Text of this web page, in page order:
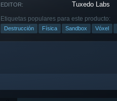
EDITOR: Tuxedo Labs
Etiquetas populares para este producto:
Destrucción Física Sandbox Vóxel